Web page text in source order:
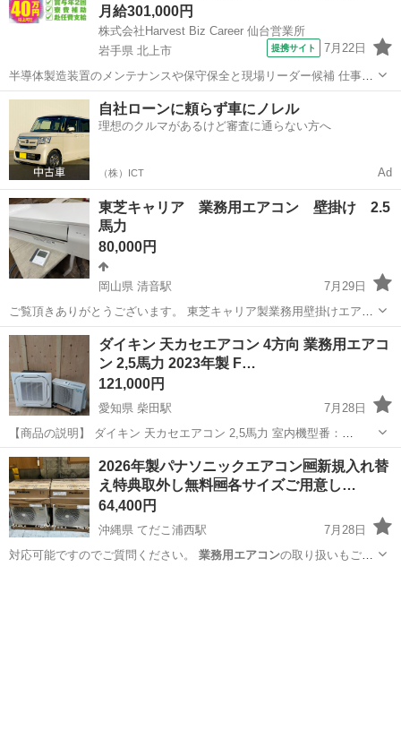
月給301,000円
株式会社Harvest Biz Career 仙台営業所
岩手県 北上市
提携サイト 7月22日
半導体製造装置のメンテナンスや保守保全と現場リーダー候補 仕事内
容 ＼フラッシュメモリの製造を行う工場で半導体製造装置の保守・点
検のお仕事／ 【主な業務】 フラッシュメモリなどに使用される「半導
体」。 その半導体を...
岩手 北上市 その他
自社ローンに頼らず車にノレル
理想のクルマがあるけど審査に通らない方へ
（株）ICT Ad
東芝キャリア 業務用エアコン 壁掛け 2.5
馬力
80,000円
岡山県 清音駅
7月29日
ご覧頂きありがとうございます。 東芝キャリア製業務用壁掛けエアコ
ン 室内機 AIK-RP633H（2018年12月〜販売） 室外機 ROA-
RP631H（2019年12月〜販売） 2.5馬力 電源は三相200V（動力） 対...
岡山 総社市 清音駅 季節、空調家電
ダイキン 天カセエアコン 4方向 業務用エアコ
ン 2,5馬力 2023年製 F…
121,000円
愛知県 柴田駅
7月28日
【商品の説明】 ダイキン 天カセエアコン 2,5馬力 室内機型番：
FHCP63FD/2023年製 室外機型番：RZRP63BYT/2023年製 【商品の状
態】 中古品です。簡易的な清掃済みです。 内部の完全洗...
愛知 名古屋市 柴田駅 季節、空調家電
2026年製パナソニックエアコン🆓新規入れ替
え特典取外し無料🆓各サイズご用意し…
64,400円
沖縄県 てだこ浦西駅
7月28日
対応可能ですのでご質問ください。 業務用エアコンの取り扱いもござ